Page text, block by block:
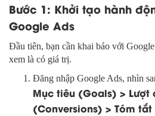
Bước 1: Khởi tạo hành
Google Ads
Đầu tiên, bạn cần khai báo với
xem là có giá trị.
Đăng nhập Google Ads, nhìn
Mục tiêu (Goals) > Lượt
(Conversions) > Tóm